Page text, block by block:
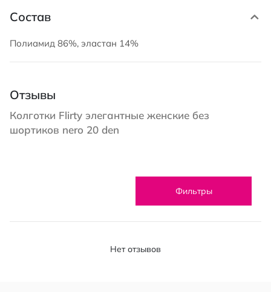
Состав
Полиамид 86%, эластан 14%
Отзывы
Колготки Flirty элегантные женские без
шортиков nero 20 den
Фильтры
Нет отзывов